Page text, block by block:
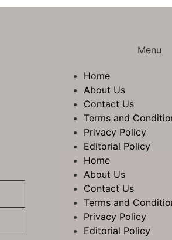
Menu
Home
About Us
Contact Us
Terms and
Privacy Policy
Editorial Policy
Home
About Us
Contact Us
Terms and
Privacy Policy
Editorial Policy